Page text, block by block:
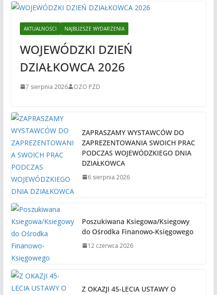
AKTUALNOŚCI NAJBLIŻSZE WYDARZENIA
WOJEWÓDZKI DZIEŃ
DZIAŁKOWCA 2026
7 sierpnia 2026 OZO PZD
ZAPRASZAMY WYSTAWCÓW DO
ZAPREZENTOWANIA SWOICH PRAC
PODCZAS WOJEWÓDZKIEGO DNIA
DZIAŁKOWCA
6 sierpnia 2026
Poszukiwana Ksiegowa/Ksiegowy
do Ośrodka Finanowo-Księgowego
12 czerwca 2026
Z OKAZJI 45-LECIA USTAWY O